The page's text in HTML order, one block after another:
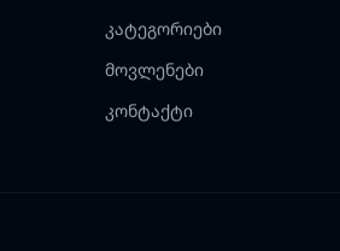
კატეგორიები
მოვლენები
კონტაქტი